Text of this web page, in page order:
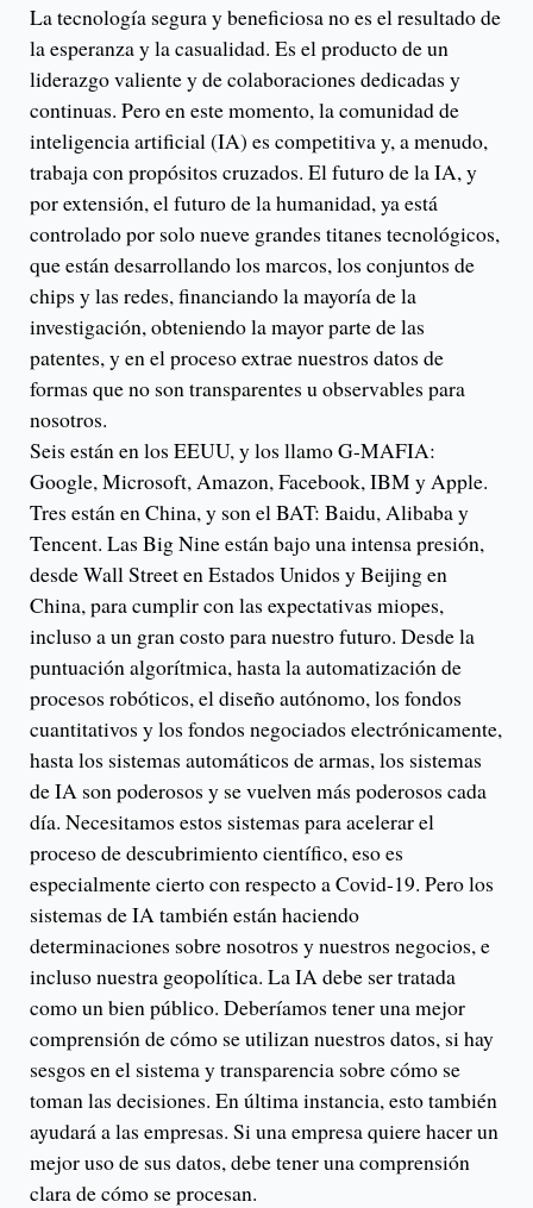
La tecnología segura y beneficiosa no es el resultado de
la esperanza y la casualidad. Es el producto de un
liderazgo valiente y de colaboraciones dedicadas y
continuas. Pero en este momento, la comunidad de
inteligencia artificial (IA) es competitiva y, a menudo,
trabaja con propósitos cruzados. El futuro de la IA, y
por extensión, el futuro de la humanidad, ya está
controlado por solo nueve grandes titanes tecnológicos,
que están desarrollando los marcos, los conjuntos de
chips y las redes, financiando la mayoría de la
investigación, obteniendo la mayor parte de las
patentes, y en el proceso extrae nuestros datos de
formas que no son transparentes u observables para
nosotros.
Seis están en los EEUU, y los llamo G-MAFIA:
Google, Microsoft, Amazon, Facebook, IBM y Apple.
Tres están en China, y son el BAT: Baidu, Alibaba y
Tencent. Las Big Nine están bajo una intensa presión,
desde Wall Street en Estados Unidos y Beijing en
China, para cumplir con las expectativas miopes,
incluso a un gran costo para nuestro futuro. Desde la
puntuación algorítmica, hasta la automatización de
procesos robóticos, el diseño autónomo, los fondos
cuantitativos y los fondos negociados electrónicamente,
hasta los sistemas automáticos de armas, los sistemas
de IA son poderosos y se vuelven más poderosos cada
día. Necesitamos estos sistemas para acelerar el
proceso de descubrimiento científico, eso es
especialmente cierto con respecto a Covid-19. Pero los
sistemas de IA también están haciendo
determinaciones sobre nosotros y nuestros negocios, e
incluso nuestra geopolítica. La IA debe ser tratada
como un bien público. Deberíamos tener una mejor
comprensión de cómo se utilizan nuestros datos, si hay
sesgos en el sistema y transparencia sobre cómo se
toman las decisiones. En última instancia, esto también
ayudará a las empresas. Si una empresa quiere hacer un
mejor uso de sus datos, debe tener una comprensión
clara de cómo se procesan.